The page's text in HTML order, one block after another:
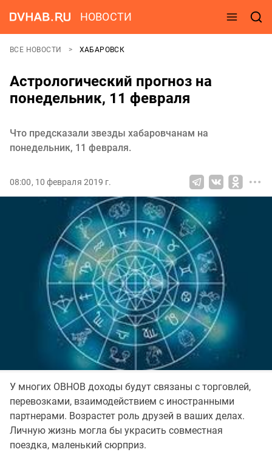
НОВОСТИ
ВСЕ НОВОСТИ ХАБАРОВСК
Астрологический прогноз на
понедельник, 11 февраля
Что предсказали звезды хабаровчанам на
понедельник, 11 февраля.
08:00, 10 февраля 2019 г.
У многих ОВНОВ доходы будут связаны с торговлей,
перевозками, взаимодействием с иностранными
партнерами. Возрастет роль друзей в ваших делах.
Личную жизнь могла бы украсить совместная
поездка, маленький сюрприз.